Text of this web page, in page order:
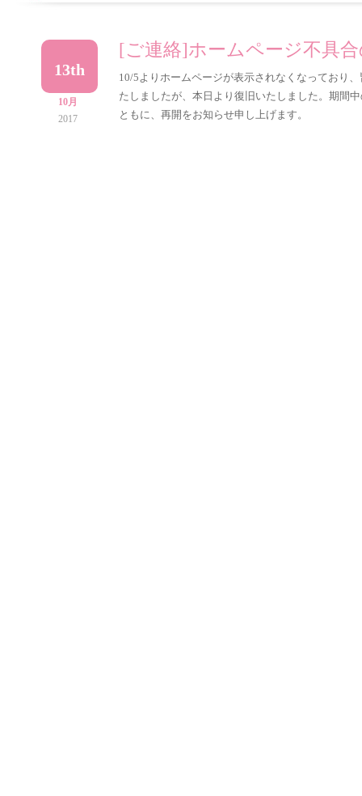
13th
10月
2017
[ご連絡]ホームページ不具
10/5よりホームページが表示されなくなっており
たしましたが、本日より復旧いたしました。期間
ともに、再開をお知らせ申し上げます。